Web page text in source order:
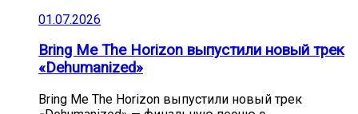
01.07.2026
Bring Me The Horizon выпустили новый трек
«Dehumanized»
Bring Me The Horizon выпустили новый трек